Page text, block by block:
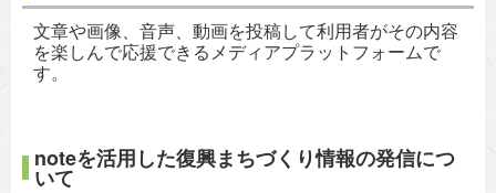
文章や画像、音声、動画を投稿して利用者がその内容
を楽しんで応援できるメディアプラットフォームで
す。
noteを活用した復興まちづくり情報の発信につ
いて